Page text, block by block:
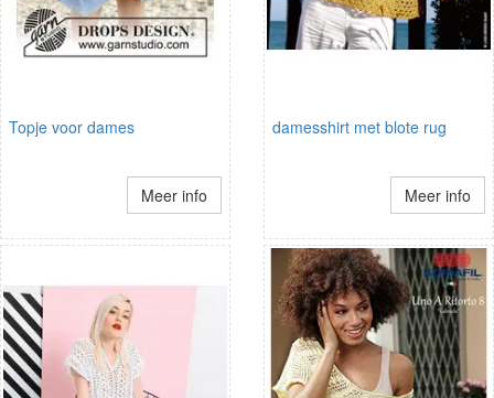
Topje voor dames
Meer info
damesshirt met blote rug
Meer info